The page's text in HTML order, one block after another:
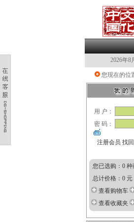
2026年8
您现在的位
用 户：
密 码：
注册会员 找
您已选购：0 种
总计价格：0 元
查看购物车
查看收藏夹